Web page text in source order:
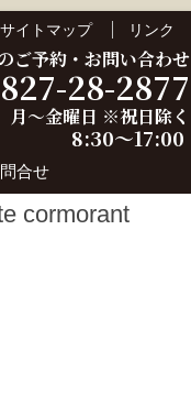
サイトマップ リンク
ご予約・お問い合わせ
28-2877
月～金曜日 ※祝日除く
8:30～17:00
合せ
cormorant